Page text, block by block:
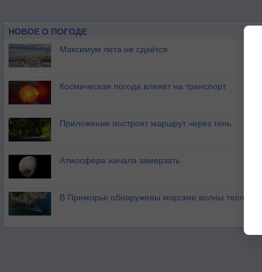
НОВОЕ О ПОГОДЕ
Максимум лета не сдаётся
Космическая погода влияет на транспорт
Приложение построит маршрут через тень
Атмосфера начала замерзать
В Приморье обнаружены морские волны тепла